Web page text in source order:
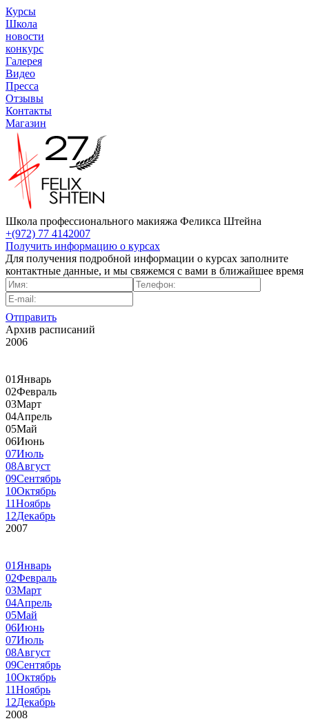
Курсы
Школа
новости
конкурс
Галерея
Видео
Пресса
Отзывы
Контакты
Магазин
Школа профессионального макияжа Феликса Штейна
+(972) 77 4142007
Получить информацию о курсах
Для получения подробной информации о курсах заполните
контактные данные, и мы свяжемся с вами в ближайшее время
Отправить
Архив расписаний
2006
01 Январь
02Февраль
03Март
04Апрель
05Май
06Июнь
07Июль
08Август
09Сентябрь
10Октябрь
11Ноябрь
12Декабрь
2007
01 Январь
02Февраль
03Март
04Апрель
05Май
06Июнь
07Июль
08Август
09Сентябрь
10Октябрь
11Ноябрь
12Декабрь
2008